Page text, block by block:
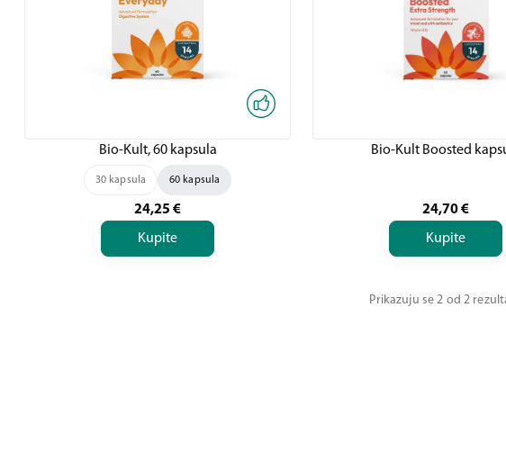
Bio-Kult, 60 kapsula
30 kapsula 60 kapsula
24,25 €
Kupite
Bio-Kult Boosted
24,70€
Kupite
Prikazuju se 2 od 2